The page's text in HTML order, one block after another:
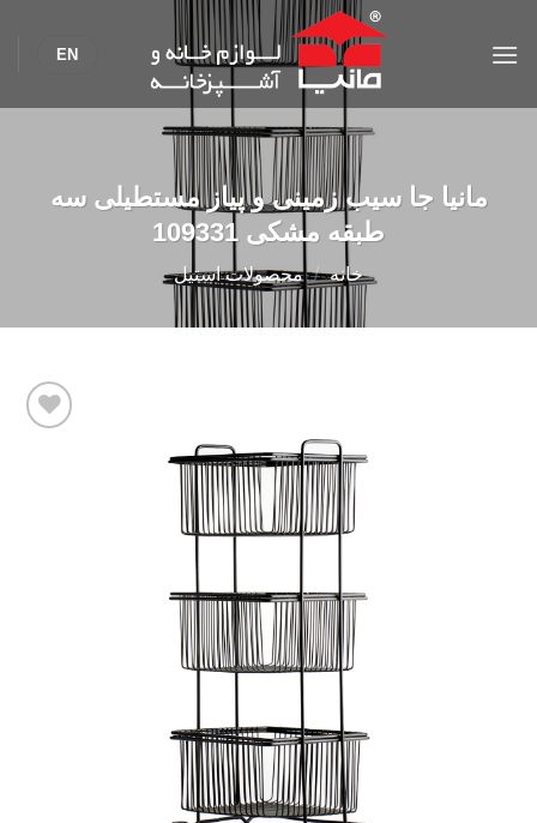
EN
مانیا جا سیب زمینی و پیاز مستطیلی سه
طبقه مشکی 109331
خانه / محصولات استیل